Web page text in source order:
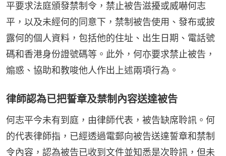
平要求法庭頒發禁制令，禁止被告滋擾或威嚇何志
平，以及未經何的同意下，禁制被告使用、發布或披
露何的個人資料，包括他的住址、出生日期、電話號
碼和香港身份證號碼等。此外，何亦要求禁止被告，
煽惑、協助和教唆他人作出上述兩項行為。
律師認為已把誓章及禁制內容送達被告
何志平今未有到庭，由律師代表，被告缺席聆訊。何
的代表律師指，已經透過電郵向被告送達誓章和禁制
令內容，認為被告已收到文件並知悉是次聆訊，但未